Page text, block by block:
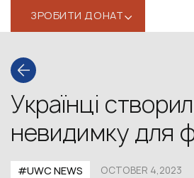
ЗРОБИТИ ДОНАТ‹
Українці
невидимку для
#UWС NEWS OCTOBER 4,2023